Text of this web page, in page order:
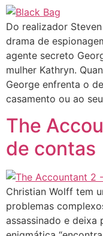
Do realizador
drama de
agente secreto
mulher Kathryn.
George enfrenta o
casamento ou ao
The
de contas
Christian Wolff tem
problemas
assassinado e deixa